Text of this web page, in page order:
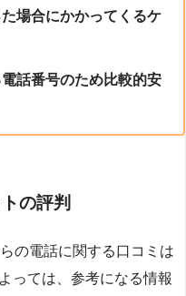
場合にかかってくるケ
話番号のため比較的安
の評判
の電話に関する口コミは
っては、参考になる情報